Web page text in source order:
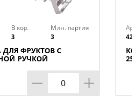
В кор.
3
Мин. партия
3
ФРУКТОВ С
РУЧКОЙ